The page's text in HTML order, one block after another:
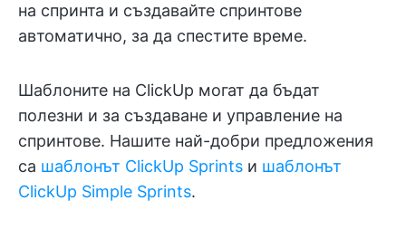
на спринта и създавайте спринтове
автоматично, за да спестите време.
Шаблоните на ClickUp могат да бъдат
полезни и за създаване и управление на
спринтове. Нашите най-добри предложения
са шаблонът ClickUp Sprints и шаблонът
ClickUp Simple Sprints.